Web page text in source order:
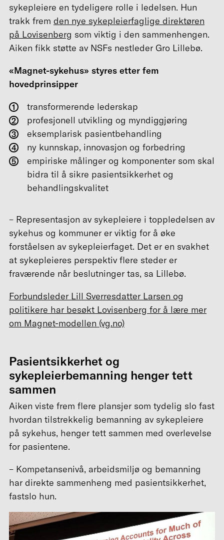
sykepleiere en tydeligere rolle i ledelsen. Hun
trakk frem den nye sykepleierfaglige direktøren
på Lovisenberg som viktig i den sammenhengen.
Aiken fikk støtte av NSFs nestleder Gro Lillebø.
«Magnet-sykehus» styres etter fem
hovedprinsipper
transformerende lederskap
profesjonell utvikling og myndiggjøring
eksemplarisk pasientbehandling
ny kunnskap, innovasjon og forbedring
empiriske målinger og komponenter som skal
bidra til å sikre pasientsikkerhet og
behandlingskvalitet
– Representasjon av sykepleiere i toppledelsen av
sykehus og kommuner er viktig for å øke
forståelsen av sykepleierfaget. Det er en svakhet
at sykepleieres perspektiv flere steder er
fraværende når beslutninger tas, sa Lillebø.
Forbundsleder Lill Sverresdatter Larsen og
politikere har besøkt Lovisenberg for å lære mer
om Magnet-modellen (vg.no)
Pasientsikkerhet og
sykepleierbemanning henger tett
sammen
Aiken viste frem flere plansjer som tydelig slo fast
hvordan tilstrekkelig bemanning av sykepleiere
på sykehus, henger tett sammen med overlevelse
for pasientene.
– Kompetansenivå, arbeidsmiljø og bemanning
har direkte sammenheng med pasientsikkerhet,
fastslo hun.